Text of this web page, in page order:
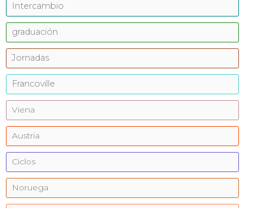
Intercambio
graduación
Jornadas
Francoville
Viena
Austria
Ciclos
Noruega